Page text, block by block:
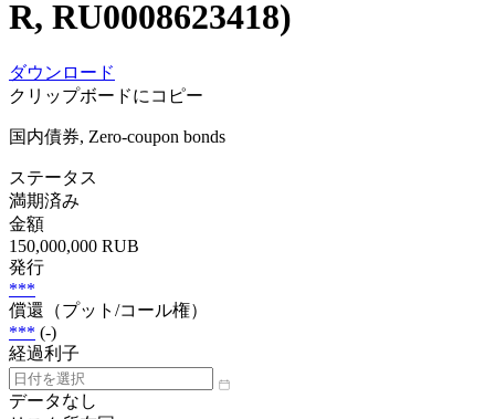
R, RU0008623418)
ダウンロード
クリップボードにコピー
国内債券, Zero-coupon bonds
ステータス
満期済み
金額
150,000,000 RUB
発行
***
償還（プット/コール権）
*** (-)
経過利子
データなし